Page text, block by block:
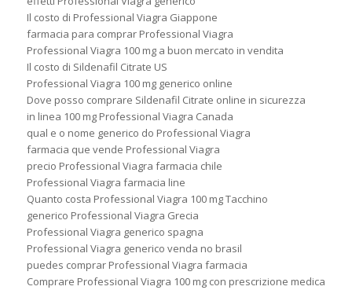
Il costo di Professional Viagra Giappone
farmacia para comprar Professional Viagra
Professional Viagra 100 mg a buon mercato in vendita
Il costo di Sildenafil Citrate US
Professional Viagra 100 mg generico online
Dove posso comprare Sildenafil Citrate online in sicurezza
in linea 100 mg Professional Viagra Canada
qual e o nome generico do Professional Viagra
farmacia que vende Professional Viagra
precio Professional Viagra farmacia chile
Professional Viagra farmacia line
Quanto costa Professional Viagra 100 mg Tacchino
generico Professional Viagra Grecia
Professional Viagra generico spagna
Professional Viagra generico venda no brasil
puedes comprar Professional Viagra farmacia
Comprare Professional Viagra 100 mg con prescrizione medica